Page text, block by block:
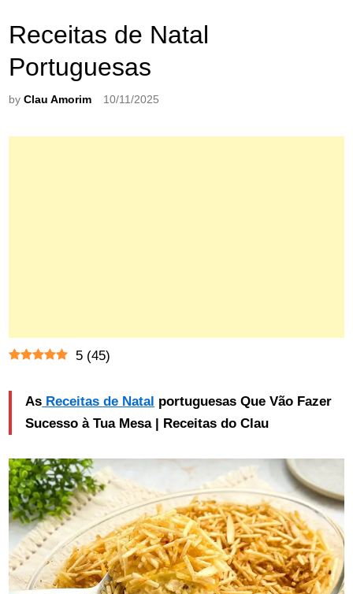
Receitas de Natal
Portuguesas
byClau Amorim 10/11/2025
5 (45)
As Receitas de Natal portuguesas Que Vão Fazer
Sucesso à Tua Mesa | Receitas do Clau